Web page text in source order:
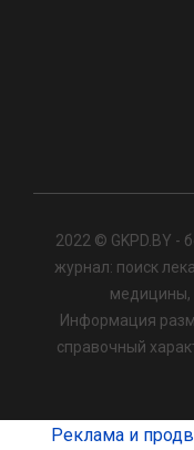
2022 © GKPD.BY -
журнал: поиск
медицины,
Информация
справочный
Реклама и